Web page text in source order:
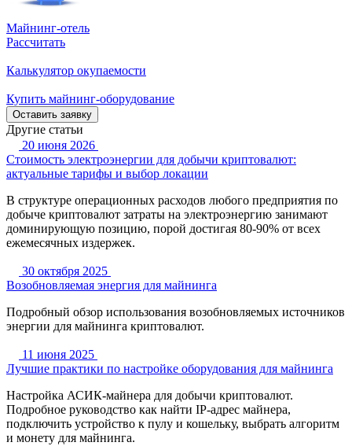
Майнинг-отель
Рассчитать
Калькулятор окупаемости
Купить майнинг-оборудование
Оставить заявку
Другие статьи
20 июня 2026
Стоимость электроэнергии для добычи криптовалют:
актуальные тарифы и выбор локации
В структуре операционных расходов любого предприятия по
добыче криптовалют затраты на электроэнергию занимают
доминирующую позицию, порой достигая 80-90% от всех
ежемесячных издержек.
30 октября 2025
Возобновляемая энергия для майнинга
Подробный обзор использования возобновляемых источников
энергии для майнинга криптовалют.
11 июня 2025
Лучшие практики по настройке оборудования для майнинга
Настройка АСИК-майнера для добычи криптовалют.
Подробное руководство как найти IP-адрес майнера,
подключить устройство к пулу и кошельку, выбрать алгоритм
и монету для майнинга.